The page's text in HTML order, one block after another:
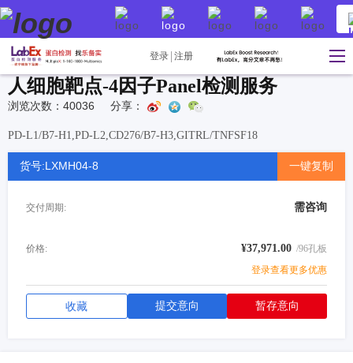
登录 注册
人细胞靶点-4因子Panel检测服务
浏览次数：40036 分享：
PD-L1/B7-H1,PD-L2,CD276/B7-H3,GITRL/TNFSF18
货号:LXMH04-8 一键复制
交付周期: 需咨询
价格: ¥37,971.00 /96孔板
登录查看更多优惠
收藏 提交意向 暂存意向